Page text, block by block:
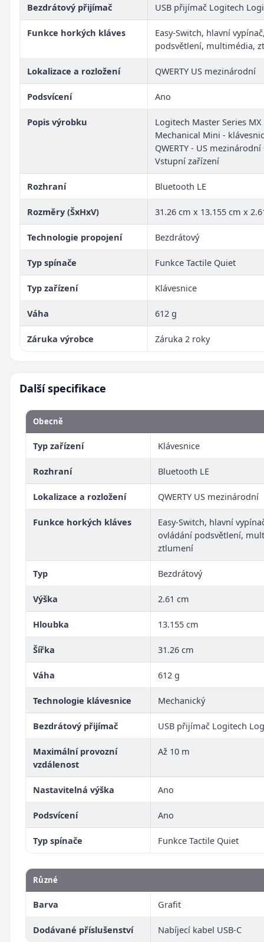
Bezdrátový přijímač USB přijímač Logitech
Funkce horkých kláves
Easy-Switch, hlavní
podsvětlení, multimédia,
Lokalizace a rozložení QWERTY US mezinárodní
Podsvícení Ano
Popis výrobku
Logitech Master Series MX
Mechanical Mini -
QWERTY - US
Vstupní zařízení
Rozhraní Bluetooth LE
Rozměry (ŠxHxV) 31.26 cm x 13.155 cm x
Technologie propojení Bezdrátový
Typ spínače Funkce Tactile Quiet
Typ zařízení Klávesnice
Váha 612 g
Záruka výrobce Záruka 2 roky
Další specifikace
Obecně
Typ zařízení Klávesnice
Rozhraní Bluetooth LE
Lokalizace a rozložení QWERTY US mezinárodní
Funkce horkých kláves
Easy-Switch, hlavní
ovládání podsvětlení,
ztlumení
Typ Bezdrátový
Výška 2.61 cm
Hloubka 13.155 cm
Šířka 31.26 cm
Váha 612 g
Technologie klávesnice Mechanický
Bezdrátový přijímač USB přijímač Logitech
Maximální provozní
vzdálenost
Až 10 m
Nastavitelná výška Ano
Podsvícení Ano
Typ spínače Funkce Tactile Quiet
Různé
Barva Grafit
Dodávané příslušenství Nabíjecí kabel USB-C